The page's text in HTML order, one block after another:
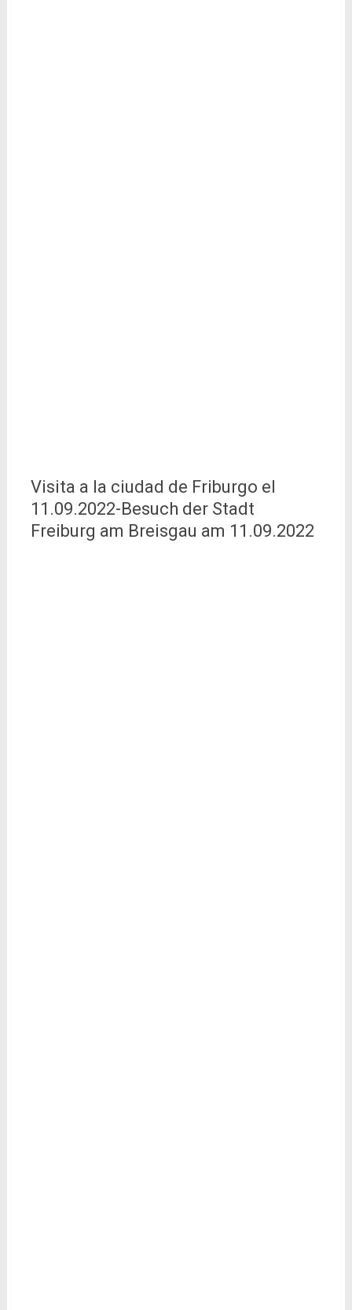
Visita a la ciudad de Friburgo el
11.09.2022-Besuch der Stadt
Freiburg am Breisgau am 11.09.2022